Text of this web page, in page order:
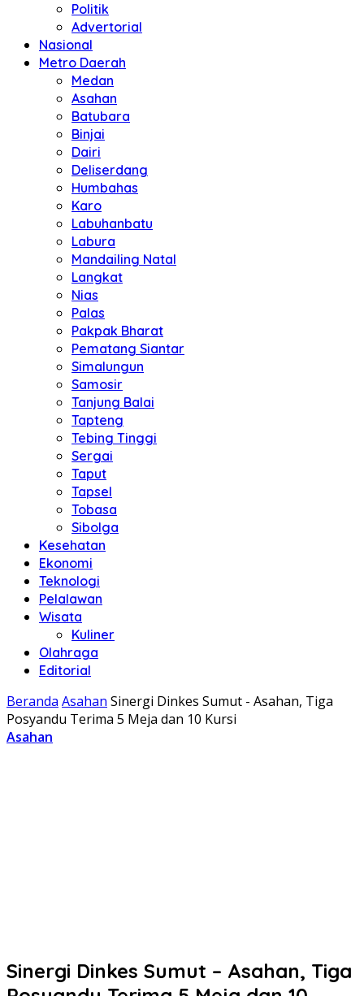
Politik
Advertorial
Nasional
Metro Daerah
Medan
Asahan
Batubara
Binjai
Dairi
Deliserdang
Humbahas
Karo
Labuhanbatu
Labura
Mandailing Natal
Langkat
Nias
Palas
Pakpak Bharat
Pematang Siantar
Simalungun
Samosir
Tanjung Balai
Tapteng
Tebing Tinggi
Sergai
Taput
Tapsel
Tobasa
Sibolga
Kesehatan
Ekonomi
Teknologi
Pelalawan
Wisata
Kuliner
Olahraga
Editorial
Beranda Asahan Sinergi Dinkes Sumut - Asahan, Tiga
Posyandu Terima 5 Meja dan 10 Kursi
Asahan
Sinergi Dinkes Sumut – Asahan, Tiga